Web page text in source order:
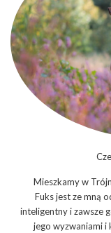
Mieszkamy w
Fuks jest ze mną
inteligentny i zawsze
jego wyzwaniami i